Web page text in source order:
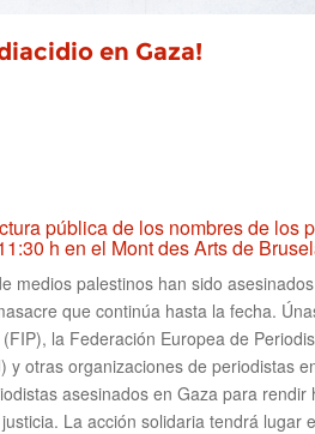
en Gaza!
pública de los nombres de los
h en el Mont des Arts de
medios palestinos han sido
que continúa hasta la fecha.
la Federación Europea de
y otras organizaciones de periodistas
asesinados en Gaza para rendir
La acción solidaria tendrá lugar